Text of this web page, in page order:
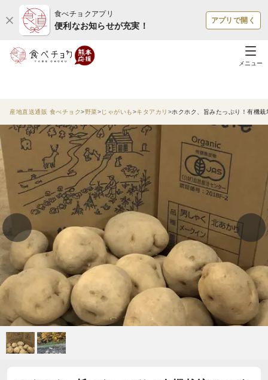
食べチョクアプリ
便利なお知らせが充実！
アプリで開く
メニュー
産地直送通販 食べチョク 野菜 じゃがいも キタアカリ ホクホク、旨みたっぷり！有機